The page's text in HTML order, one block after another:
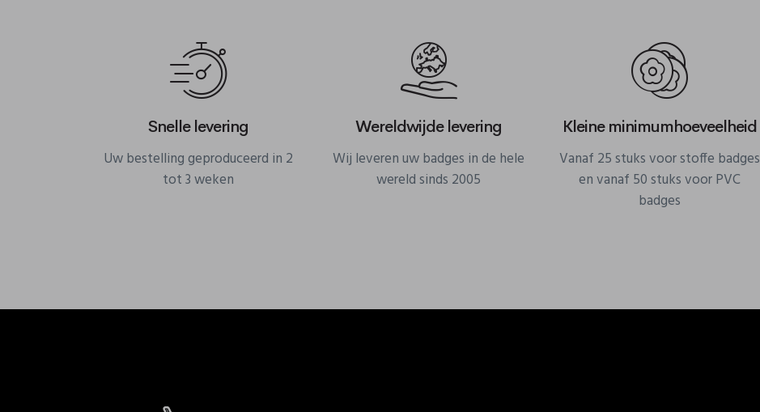
Snelle levering
Uw bestelling geproduceerd in 2
tot 3 weken
Wereldwijde levering
Wij leveren uw badges in de hele
wereld sinds 2005
Kleine minimumhoeveelheid
Vanaf 25 stuks voor stoffe badges
en vanaf 50 stuks voor PVC
badges